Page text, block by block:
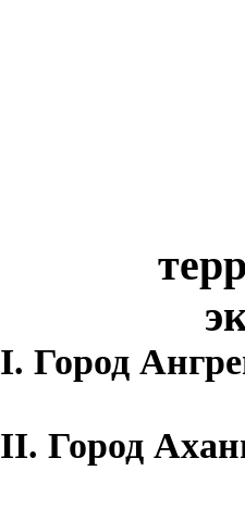
I. Город
II. Город